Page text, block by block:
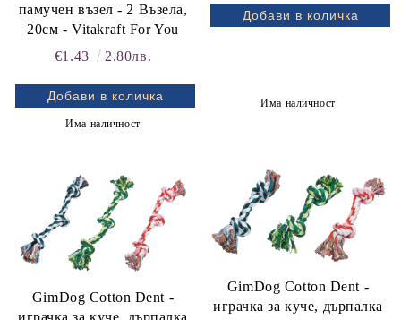
памучен възел - 2 Възела,
20см - Vitakraft For You
€1.43
2.80лв.
Има наличност
Има наличност
GimDog Cotton Dent -
GimDog Cotton Dent -
играчка за куче, дърпалка